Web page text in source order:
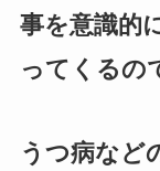
事を意識的
ってくるの
うつ病など